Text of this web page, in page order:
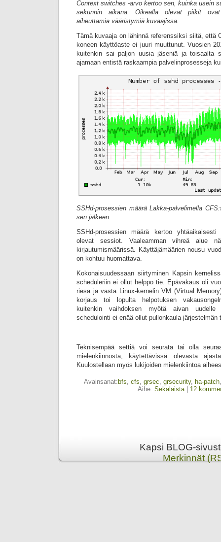
Context switches -arvo kertoo sen, kuinka usein
sekunnin aikana. Oikealla olevat piikit ovat
aiheuttamia vääristymiä kuvaajissa.
Tämä kuvaaja on lähinnä referenssiksi siitä, että
koneen käyttöaste ei juuri muuttunut. Vuosien
kuitenkin sai paljon uusia jäseniä ja toisaalta
ajamaan entistä raskaampia palvelinprosesseja
SSHd-prosessien määrä Lakka-palvelimella
sen jälkeen.
SSHd-prosessien määrä kertoo yhtäaikaisesti
olevat sessiot. Vaaleamman vihreä alue
kirjautumismäärissä. Käyttäjämäärien nousu
on kohtuu huomattava.
Kokonaisuudessaan siirtyminen Kapsin
scheduleriin ei ollut helppo tie. Epävakaus oli
riesa ja vasta Linux-kernelin VM (Virtual
korjaus toi lopulta helpotuksen
kuitenkin vaihdoksen myötä aivan
schedulointi ei enää ollut pullonkaula järjestelmän
Teknisempää settiä voi seurata tai olla
mielenkiinnosta, käytettävissä olevasta
Kuulostellaan myös lukijoiden mielenkiintoa
Avainsanat: bfs, cfs, grsec, grsecurity, ha-patch
Aihe: Sekalaista| 12
Kapsi BLOG-
Merkinnät